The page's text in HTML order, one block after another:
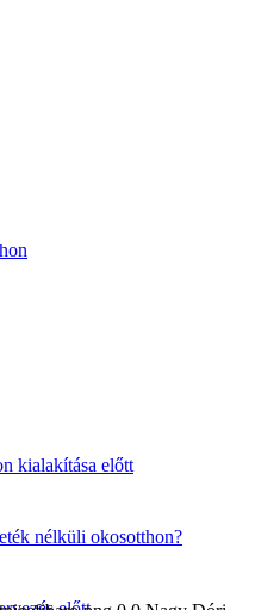
kialakítása előtt
nélküli okosotthon?